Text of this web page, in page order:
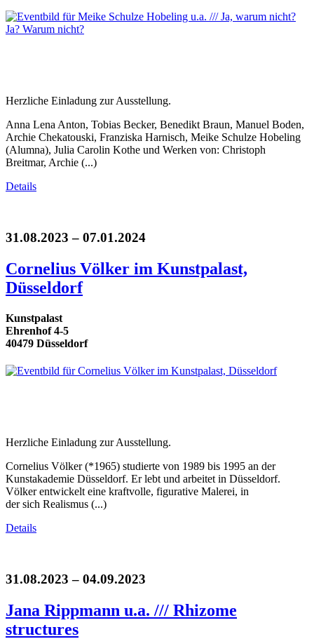
Herzliche Einladung zur Ausstellung.
Anna Lena Anton, Tobias Becker, Benedikt Braun, Manuel Boden,
Archie Chekatouski, Franziska Harnisch, Meike Schulze Hobeling
(Alumna), Julia Carolin Kothe und Werken von: Christoph
Breitmar, Archie (...)
Details
31.08.2023 – 07.01.2024
Cornelius Völker im Kunstpalast,
Düsseldorf
Kunstpalast
Ehrenhof 4-5
40479 Düsseldorf
Herzliche Einladung zur Ausstellung.
Cornelius Völker (*1965) studierte von 1989 bis 1995 an der
Kunstakademie Düsseldorf. Er lebt und arbeitet in Düsseldorf.
Völker entwickelt eine kraftvolle, figurative Malerei, in
der sich Realismus (...)
Details
31.08.2023 – 04.09.2023
Jana Rippmann u.a. /// Rhizome
structures